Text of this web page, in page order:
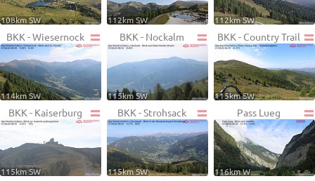
108km SW 112km SW 112km SW
BKK - Wiesernock
114km SW
BKK - Nockalm
115km SW
BKK - Country Trail
115km SW
BKK - Kaiserburg
115km SW
BKK - Strohsack
115km SW
Pass Lueg
116km W